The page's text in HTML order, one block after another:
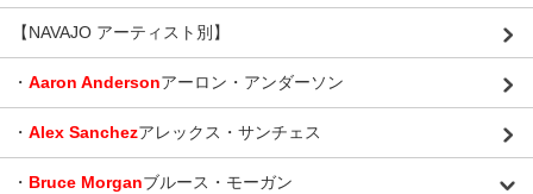
【NAVAJO アーティスト別】
・ Aaron Andersonアーロン・アンダーソン
・ Alex Sanchezアレックス・サンチェス
・ Bruce Morganブルース・モーガン